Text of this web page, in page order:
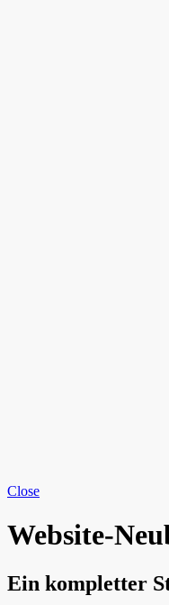
Close
Website-
Ein kompletter